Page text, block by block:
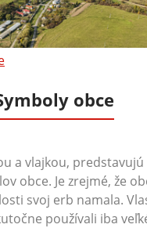
obce
a vlajkou,
obce. Je zrejmé, že
svoj erb namala.
používali iba